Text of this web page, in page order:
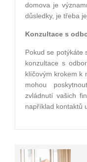
domova je
důsledky, je třeba
Konzultace s
Pokud se potýkáte
konzultace s
klíčovým krokem k
mohou
zvládnutí vašich
například kontaktů